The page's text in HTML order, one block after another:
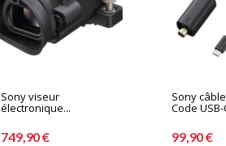
Sony viseur
électronique...
749,90 €
Sony
Code
99,90 €